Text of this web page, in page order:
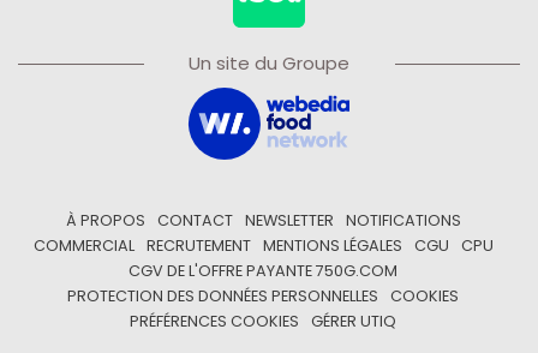
Un site du Groupe
À PROPOS CONTACT NEWSLETTER
NOTIFICATIONS
COMMERCIAL
RECRUTEMENT MENTIONS LÉGALES CGU
CPU
CGV DE L'OFFRE PAYANTE 750G.COM
PROTECTION DES DONNÉES PERSONNELLES
COOKIES
PRÉFÉRENCES COOKIES
GÉRER UTIQ